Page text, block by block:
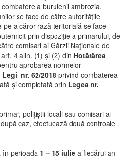
a buruienii ambrozia,
se face de către autorităţile
pe a căror rază teritorială se face
prin dispoziție a primarului, de
comisari ai Gărzii Naţionale de
4 alin. (1) și (2) din Hotărârea
aprobarea normelor
Legii nr. 62/2018 privind combaterea
și completată prin Legea nr.
polițiștii locali sau comisari ai
caz, efectuează două controale
în perioada 1 – 15 iulie a fiecărui an